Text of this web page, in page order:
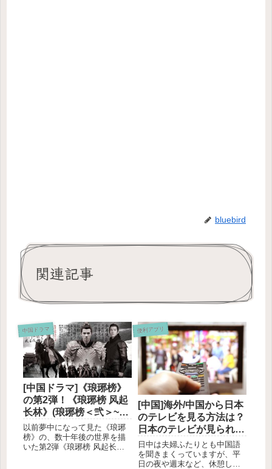
bluebird
関連記事
中国ドラマ
[中国ドラマ]《琅琊榜》
の第2弾！《琅琊榜 风起
长林》(琅琊榜＜弐＞~風
雲来る長林軍~)登場人物
関係図と見た感想
以前夢中になって見た《琅琊
榜》の、数十年後の世界を描
いた第2弾《琅琊榜 风起长
便利アプリ
[中国]海外/中国から日本
のテレビを見る方法は？
日本のテレビが見られる
アプリ・リンク一覧まと
め【2019年最新】
日中は夫婦ふたりとも中国語
を聞きまくっていますが、平
日の夜や週末など、休憩して